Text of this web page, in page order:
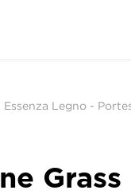
Essenza Legno -
Grass